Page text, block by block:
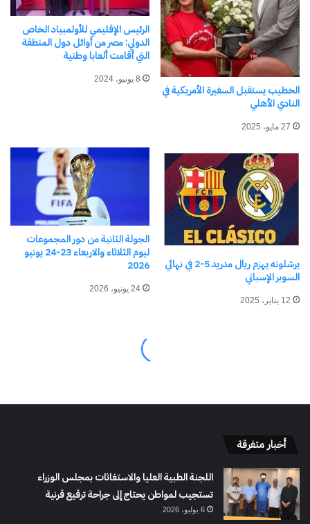
أخبار متفرقة
اللجنة الطبية العليا والاستغاثات بمجلس الوزراء
تستجيب لمواطن يحتاج إلى جراحة ترقيع قرنية
6 يوليو، 2026